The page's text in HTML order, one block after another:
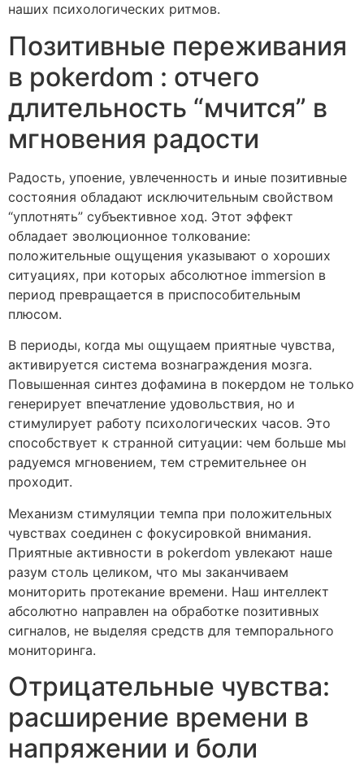
наших психологических ритмов.
Позитивные переживания
в pokerdom : отчего
длительность “мчится” в
мгновения радости
Радость, упоение, увлеченность и иные позитивные
состояния обладают исключительным свойством
“уплотнять” субъективное ход. Этот эффект
обладает эволюционное толкование:
положительные ощущения указывают о хороших
ситуациях, при которых абсолютное immersion в
период превращается в приспособительным
плюсом.
В периоды, когда мы ощущаем приятные чувства,
активируется система вознаграждения мозга.
Повышенная синтез дофамина в покердом не только
генерирует впечатление удовольствия, но и
стимулирует работу психологических часов. Это
способствует к странной ситуации: чем больше мы
радуемся мгновением, тем стремительнее он
проходит.
Механизм стимуляции темпа при положительных
чувствах соединен с фокусировкой внимания.
Приятные активности в pokerdom увлекают наше
разум столь целиком, что мы заканчиваем
мониторить протекание времени. Наш интеллект
абсолютно направлен на обработке позитивных
сигналов, не выделяя средств для темпорального
мониторинга.
Отрицательные чувства:
расширение времени в
напряжении и боли